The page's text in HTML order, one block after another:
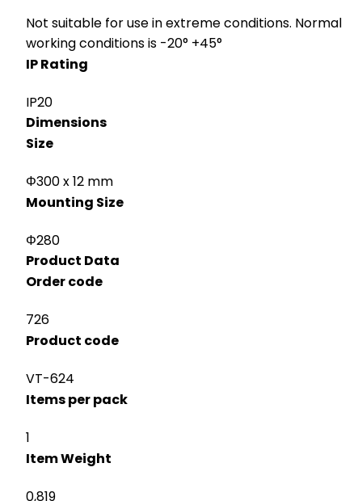
Not suitable for use in extreme conditions. Normal
working conditions is -20° +45°
IP Rating
IP20
Dimensions
Size
Φ300 x 12 mm
Mounting Size
Φ280
Product Data
Order code
726
Product code
VT-624
Items per pack
1
Item Weight
0,819